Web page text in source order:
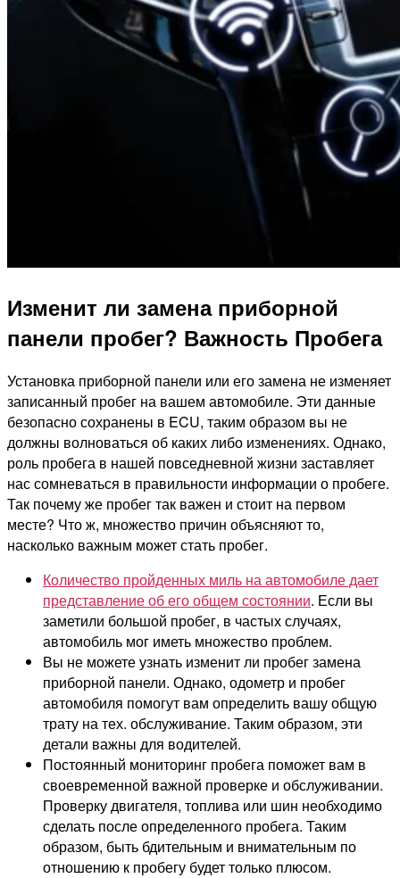
Изменит ли замена приборной
панели пробег? Важность Пробега
Установка приборной панели или его замена не изменяет
записанный пробег на вашем автомобиле. Эти данные
безопасно сохранены в ECU, таким образом вы не
должны волноваться об каких либо изменениях. Однако,
роль пробега в нашей повседневной жизни заставляет
нас сомневаться в правильности информации о пробеге.
Так почему же пробег так важен и стоит на первом
месте? Что ж, множество причин объясняют то,
насколько важным может стать пробег.
Количество пройденных миль на автомобиле дает
представление об его общем состоянии. Если вы
заметили большой пробег, в частых случаях,
автомобиль мог иметь множество проблем.
Вы не можете узнать изменит ли пробег замена
приборной панели. Однако, одометр и пробег
автомобиля помогут вам определить вашу общую
трату на тех. обслуживание. Таким образом, эти
детали важны для водителей.
Постоянный мониторинг пробега поможет вам в
своевременной важной проверке и обслуживании.
Проверку двигателя, топлива или шин необходимо
сделать после определенного пробега. Таким
образом, быть бдительным и внимательным по
отношению к пробегу будет только плюсом.